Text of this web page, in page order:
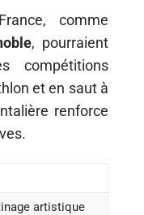
comme
, pourraient
compétitions
et en saut à
renforce
artistique